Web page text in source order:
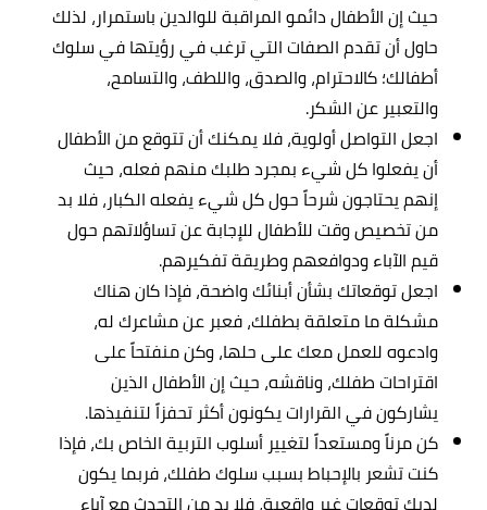
حيث إن الأطفال دائمو المراقبة للوالدين باستمرار، لذلك
حاول أن تقدم الصفات التي ترغب في رؤيتها في سلوك
أطفالك؛ كالاحترام، والصدق، واللطف، والتسامح،
والتعبير عن الشكر.
اجعل التواصل أولوية، فلا يمكنك أن تتوقع من الأطفال
أن يفعلوا كل شيء بمجرد طلبك منهم فعله، حيث
إنهم يحتاجون شرحاً حول كل شيء يفعله الكبار، فلا بد
من تخصيص وقت للأطفال للإجابة عن تساؤلاتهم حول
قيم الآباء ودوافعهم وطريقة تفكيرهم.
اجعل توقعاتك بشأن أبنائك واضحة، فإذا كان هناك
مشكلة ما متعلقة بطفلك، فعبر عن مشاعرك له،
وادعوه للعمل معك على حلها، وكن منفتحاً على
اقتراحات طفلك، وناقشه، حيث إن الأطفال الذين
يشاركون في القرارات يكونون أكثر تحفزاً لتنفيذها.
كن مرناً ومستعداً لتغيير أسلوب التربية الخاص بك، فإذا
كنت تشعر بالإحباط بسبب سلوك طفلك، فربما يكون